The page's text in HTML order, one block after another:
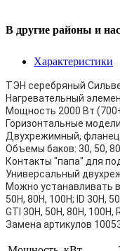
В другие районы и
Характеристики
ТЭН серебряный
Нагревательный
Мощность 2000 Вт
Горизонтальные модели.
Двухрежимный, фланец
Объемы баков: 30, 50,
Контакты "папа" для
Универсальный
Можно устанавливать в
50H, 80H, 100H; ID 30H,
GTI 30H, 50H, 80H, 100H,
Замена артикулов